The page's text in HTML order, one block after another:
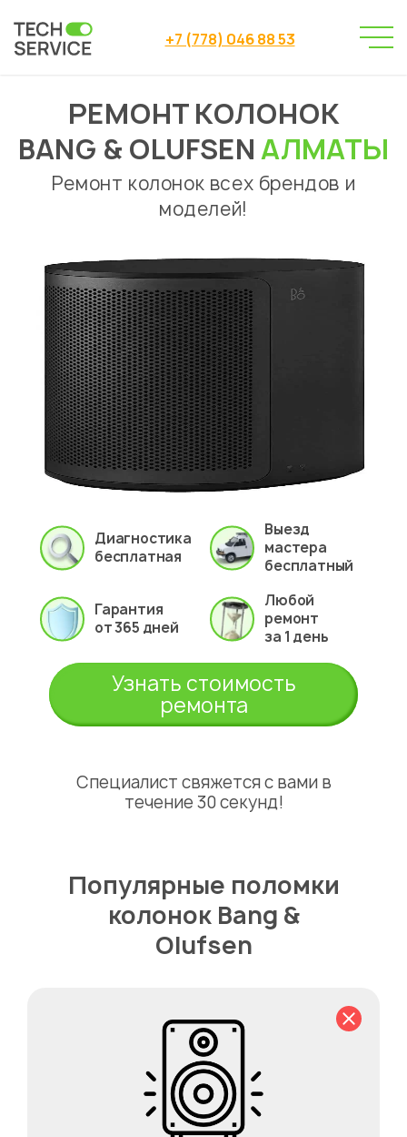
+7 (778) 046 88 53
Сервисный центр → Ремонт колонок
Ремонт колонок Bang & Olufsen Алматы
РЕМОНТ КОЛОНОК
BANG & OLUFSENАЛМАТЫ
Ремонт колонок всех брендов и
моделей!
Диагностика
бесплатная
Выезд
мастера
бесплатный
Гарантия
от 365 дней
Любой
ремонт
за 1 день
Узнать стоимость
ремонта
Специалист свяжется с вами в
течение 30 секунд!
Популярные поломки
колонок Bang &
Olufsen